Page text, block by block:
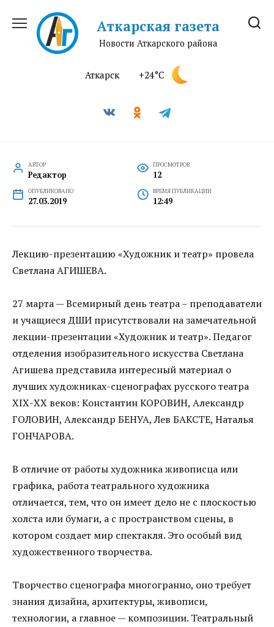
содержанию
Аткарская газета
Новости Аткарского района
Аткарск +24°C
АВТОР
Редактор
ПРОСМОТРОВ
12
ОПУБЛИКОВАНО
27.03.2019
ВРЕМЯ ПУБЛИКАЦИИ
12:49
Лекцию-презентацию «Художник и театр» провела
Светлана АГИШЕВА.
27 марта — Всемирный день театра – преподаватели
и учащиеся ДШИ присутствовали на замечательной
лекции-презентации «Художник и театр». Педагог
отделения изобразительного искусства Светлана
Агишева представила интересный материал о
лучших художниках-сценографах русского театра
ХIХ-ХХ веков: Константин КОРОВИН, Александр
ГОЛОВИН, Александр БЕНУА, Лев БАКСТЕ, Наталья
ГОНЧАРОВА.
В отличие от работы художника живописца или
графика, работа театрального художника
отличается, тем, что он имеет дело не с плоскостью
холста или бумаги, а с пространством сцены, в
котором создает мир спектакля. Это особый вид
художественного творчества.
Творчество сценографа многогранно, оно требует
знания дизайна, архитектуры, живописи,
технологии, а главное — композиции. Театральный